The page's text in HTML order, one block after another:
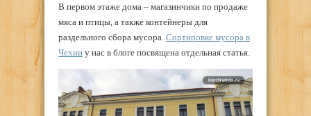
В первом этаже дома – магазинчики по продаже
мяса и птицы, а также контейнеры для
раздельного сбора мусора. Сортировке мусора в
Чехии у нас в блоге посвящена отдельная статья.